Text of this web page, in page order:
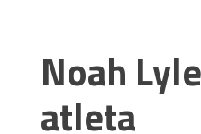
Noah
atleta